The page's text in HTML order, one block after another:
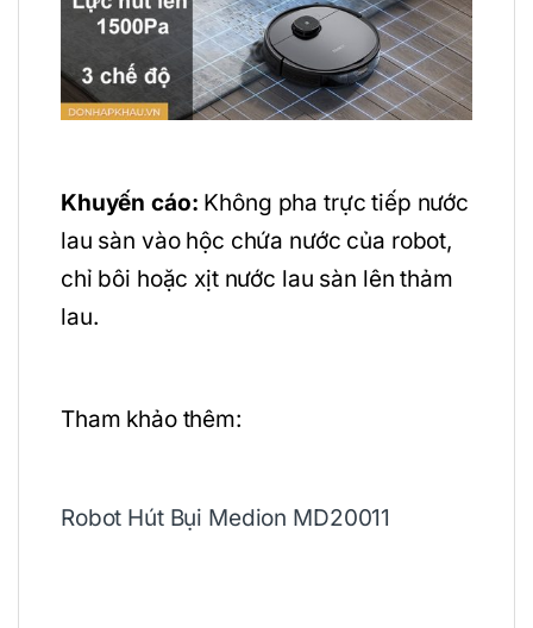
Khuyến cáo: Không pha trực tiếp nước
lau sàn vào hộc chứa nước của robot,
chỉ bôi hoặc xịt nước lau sàn lên thảm
lau.
Tham khảo thêm:
Robot Hút Bụi Medion MD20011